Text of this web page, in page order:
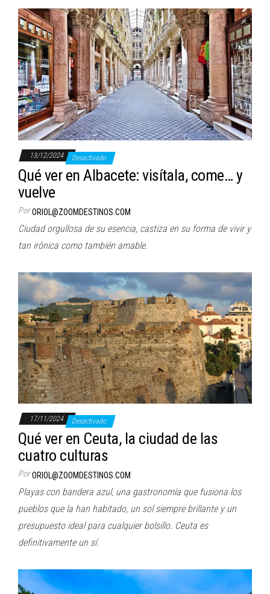
13/12/2024 Desactivado
Qué ver en Albacete: visítala, come… y
vuelve
Por ORIOL@ZOOMDESTINOS.COM
Ciudad orgullosa de su esencia, castiza en su forma de vivir y
tan irónica como también amable.
17/11/2024 Desactivado
Qué ver en Ceuta, la ciudad de las
cuatro culturas
Por ORIOL@ZOOMDESTINOS.COM
Playas con bandera azul, una gastronomía que fusiona los
pueblos que la han habitado, un sol siempre brillante y un
presupuesto ideal para cualquier bolsillo. Ceuta es
definitivamente un sí.